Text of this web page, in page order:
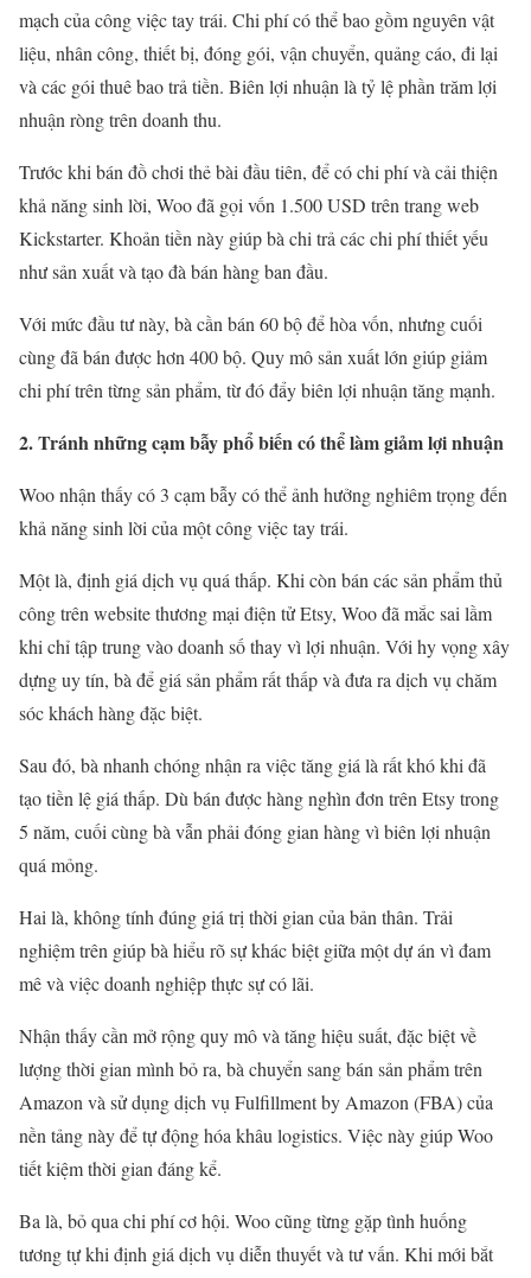
mạch của công việc tay trái. Chi phí có thể bao gồm nguyên vật
liệu, nhân công, thiết bị, đóng gói, vận chuyển, quảng cáo, đi lại
và các gói thuê bao trả tiền. Biên lợi nhuận là tỷ lệ phần trăm lợi
nhuận ròng trên doanh thu.
Trước khi bán đồ chơi thẻ bài đầu tiên, để có chi phí và cải thiện
khả năng sinh lời, Woo đã gọi vốn 1.500 USD trên trang web
Kickstarter. Khoản tiền này giúp bà chi trả các chi phí thiết yếu
như sản xuất và tạo đà bán hàng ban đầu.
Với mức đầu tư này, bà cần bán 60 bộ để hòa vốn, nhưng cuối
cùng đã bán được hơn 400 bộ. Quy mô sản xuất lớn giúp giảm
chi phí trên từng sản phẩm, từ đó đẩy biên lợi nhuận tăng mạnh.
2. Tránh những cạm bẫy phổ biến có thể làm giảm lợi nhuận
Woo nhận thấy có 3 cạm bẫy có thể ảnh hưởng nghiêm trọng đến
khả năng sinh lời của một công việc tay trái.
Một là, định giá dịch vụ quá thấp. Khi còn bán các sản phẩm thủ
công trên website thương mại điện tử Etsy, Woo đã mắc sai lầm
khi chỉ tập trung vào doanh số thay vì lợi nhuận. Với hy vọng xây
dựng uy tín, bà để giá sản phẩm rất thấp và đưa ra dịch vụ chăm
sóc khách hàng đặc biệt.
Sau đó, bà nhanh chóng nhận ra việc tăng giá là rất khó khi đã
tạo tiền lệ giá thấp. Dù bán được hàng nghìn đơn trên Etsy trong
5 năm, cuối cùng bà vẫn phải đóng gian hàng vì biên lợi nhuận
quá mỏng.
Hai là, không tính đúng giá trị thời gian của bản thân. Trải
nghiệm trên giúp bà hiểu rõ sự khác biệt giữa một dự án vì đam
mê và việc doanh nghiệp thực sự có lãi.
Nhận thấy cần mở rộng quy mô và tăng hiệu suất, đặc biệt về
lượng thời gian mình bỏ ra, bà chuyển sang bán sản phẩm trên
Amazon và sử dụng dịch vụ Fulfillment by Amazon (FBA) của
nền tảng này để tự động hóa khâu logistics. Việc này giúp Woo
tiết kiệm thời gian đáng kể.
Ba là, bỏ qua chi phí cơ hội. Woo cũng từng gặp tình huống
tương tự khi định giá dịch vụ diễn thuyết và tư vấn. Khi mới bắt